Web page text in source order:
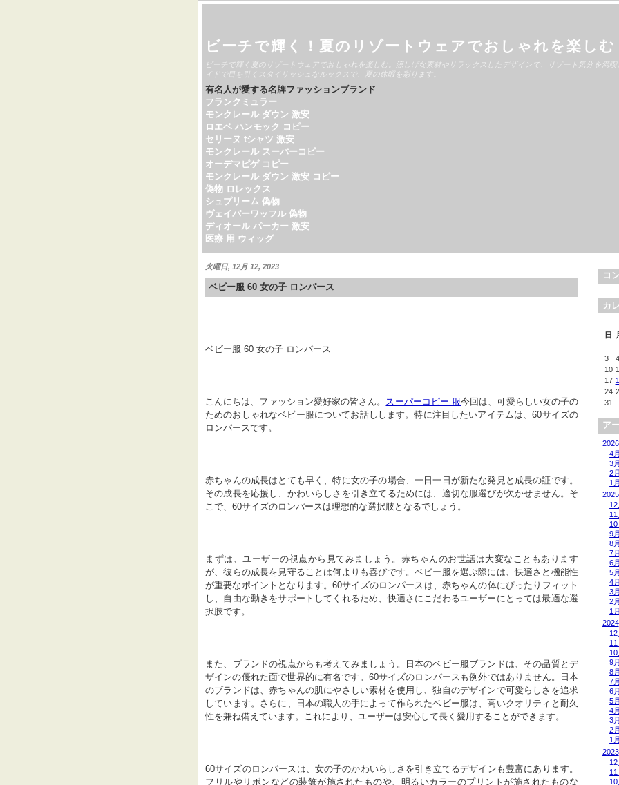
ビーチで輝く！夏のリゾートウェアでおしゃれを楽しむ
ビーチで輝く夏のリゾートウェアでおしゃれを楽しむ。涼しげな素材やリラックスしたデザインで、リゾート気分を満
イドで目を引くスタイリッシュなルックスで、夏の休暇を彩ります。
有名人が愛する名牌ファッションブランド
フランクミュラー
モンクレール ダウン 激安
ロエベ ハンモック コピー
セリーヌ tシャツ 激安
モンクレール スーパーコピー
オーデマピゲ コピー
モンクレール ダウン 激安 コピー
偽物 ロレックス
シュプリーム 偽物
ヴェイパーワッフル 偽物
ディオール パーカー 激安
医療 用 ウィッグ
火曜日, 12月 12, 2023
ベビー服 60 女の子 ロンパース
ベビー服 60 女の子 ロンパース
こんにちは、ファッション愛好家の皆さん。 スーパーコピー 服今回は、可愛らしい女の子の
ためのおしゃれなベビー服についてお話しします。特に注目したいアイテムは、60サイズの
ロンパースです。
赤ちゃんの成長はとても早く、特に女の子の場合、一日一日が新たな発見と成長の証です。
その成長を応援し、かわいらしさを引き立てるためには、適切な服選びが欠かせません。そ
こで、60サイズのロンパースは理想的な選択肢となるでしょう。
まずは、ユーザーの視点から見てみましょう。赤ちゃんのお世話は大変なこともあります
が、彼らの成長を見守ることは何よりも喜びです。ベビー服を選ぶ際には、快適さと機能性
が重要なポイントとなります。60サイズのロンパースは、赤ちゃんの体にぴったりフィット
し、自由な動きをサポートしてくれるため、快適さにこだわるユーザーにとっては最適な選
択肢です。
また、ブランドの視点からも考えてみましょう。日本のベビー服ブランドは、その品質とデ
ザインの優れた面で世界的に有名です。60サイズのロンパースも例外ではありません。日本
のブランドは、赤ちゃんの肌にやさしい素材を使用し、独自のデザインで可愛らしさを追求
しています。さらに、日本の職人の手によって作られたベビー服は、高いクオリティと耐久
性を兼ね備えています。これにより、ユーザーは安心して長く愛用することができます。
60サイズのロンパースは、女の子のかわいらしさを引き立てるデザインも豊富にあります。
フリルやリボンなどの装飾が施されたものや、明るいカラーのプリントが施されたものな
コ
カ
日
3
4
10
17
24
31
ア
2026
4月
3月
2月
1月
2025
12
11
10
9月
8月
7月
6月
5月
4月
3月
2月
1月
2024
12
11
10
9月
8月
7月
6月
5月
4月
3月
2月
1月
2023
12
11
10